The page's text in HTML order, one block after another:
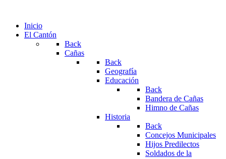
Inicio
El Cantón
Back
Cañas
Back
Geografía
Educación
Back
Bandera de Cañas
Himno de Cañas
Historia
Back
Concejos Municipales
Hijos Predilectos
Soldados de la